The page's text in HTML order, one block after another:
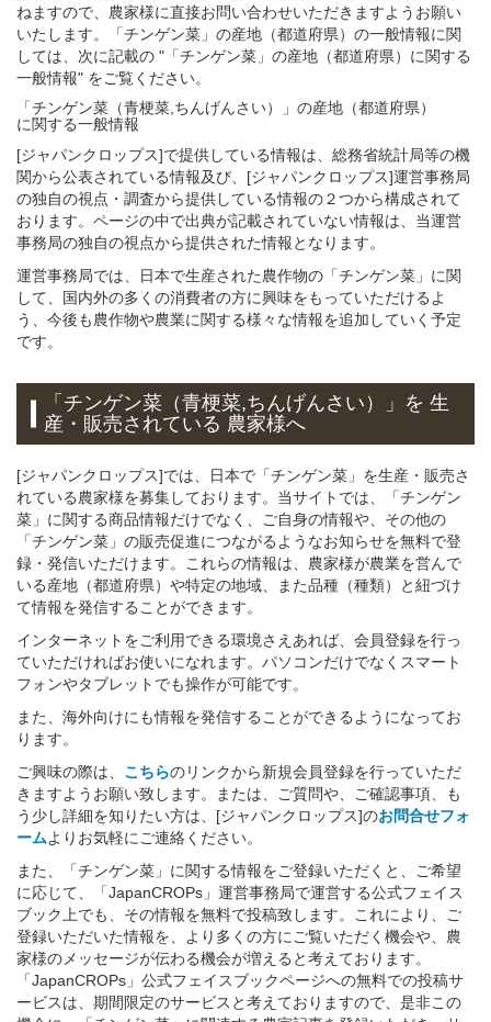
ねますので、農家様に直接お問い合わせいただきますようお願い
いたします。「チンゲン菜」の産地（都道府県）の一般情報に関
しては、次に記載の "「チンゲン菜」の産地（都道府県）に関する
一般情報" をご覧ください。
「チンゲン菜（青梗菜,ちんげんさい）」 の産地（都道府県）
に関する一般情報
[ジャパンクロップス]で提供している情報は、総務省統計局等の機
関から公表されている情報及び、[ジャパンクロップス]運営事務局
の独自の視点・調査から提供している情報の２つから構成されて
おります。ページの中で出典が記載されていない情報は、当運営
事務局の独自の視点から提供された情報となります。
運営事務局では、日本で生産された農作物の「チンゲン菜」に関
して、国内外の多くの消費者の方に興味をもっていただけるよ
う、今後も農作物や農業に関する様々な情報を追加していく予定
です。
「チンゲン菜（青梗菜,ちんげんさい）」 を 生
産・販売されている 農家様へ
[ジャパンクロップス]では、日本で「チンゲン菜」を生産・販売さ
れている農家様を募集しております。当サイトでは、「チンゲン
菜」に関する商品情報だけでなく、ご自身の情報や、その他の
「チンゲン菜」の販売促進につながるようなお知らせを無料で登
録・発信いただけます。これらの情報は、農家様が農業を営んで
いる産地（都道府県）や特定の地域、また品種（種類）と紐づけ
て情報を発信することができます。
インターネットをご利用できる環境さえあれば、会員登録を行っ
ていただければお使いになれます。パソコンだけでなくスマート
フォンやタブレットでも操作が可能です。
また、海外向けにも情報を発信することができるようになってお
ります。
ご興味の際は、 こちらのリンクから新規会員登録を行っていただ
きますようお願い致します。または、ご質問や、ご確認事項、も
う少し詳細を知りたい方は、[ジャパンクロップス]のお問合せフォ
ームよりお気軽にご連絡ください。
また、「チンゲン菜」に関する情報をご登録いただくと、ご希望
に応じて、「JapanCROPs」運営事務局で運営する公式フェイス
ブック上でも、その情報を無料で投稿致します。これにより、ご
登録いただいた情報を、より多くの方にご覧いただく機会や、農
家様のメッセージが伝わる機会が増えると考えております。
「JapanCROPs」公式フェイスブックページへの無料での投稿サ
ービスは、期間限定のサービスと考えておりますので、是非この